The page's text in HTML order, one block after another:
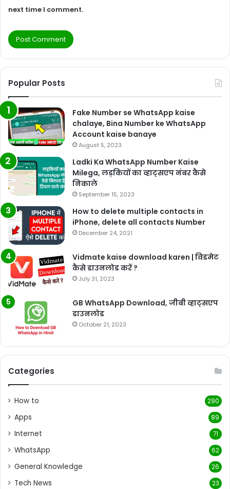
next time I comment.
Popular Posts
Fake Number se WhatsApp kaise
chalaye, Bina Number ke WhatsApp
Account kaise banaye
August 5, 2023
Ladki Ka WhatsApp Number Kaise
Milega, लड़कियों का व्हाट्सएप नंबर कैसे
निकाले
September 15, 2023
How to delete multiple contacts in
iPhone, delete all contacts Number
December 24, 2021
Vidmate kaise download karen | विडमेट
कैसे डाउनलोड करें ?
July 31, 2023
GB WhatsApp Download, जीबी व्हाट्सएप
डाउनलोड
October 21, 2023
Categories
How to 290
Apps 89
Internet 71
WhatsApp 62
General Knowledge 26
Tech News 23